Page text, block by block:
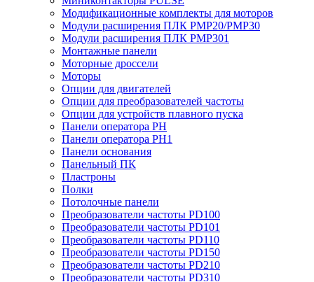
Модификационные комплекты для моторов
Модули расширения ПЛК PMP20/PMP30
Модули расширения ПЛК PMP301
Монтажные панели
Моторные дроссели
Моторы
Опции для двигателей
Опции для преобразователей частоты
Опции для устройств плавного пуска
Панели оператора PH
Панели оператора PH1
Панели основания
Панельный ПК
Пластроны
Полки
Потолочные панели
Преобразователи частоты PD100
Преобразователи частоты PD101
Преобразователи частоты PD110
Преобразователи частоты PD150
Преобразователи частоты PD210
Преобразователи частоты PD310